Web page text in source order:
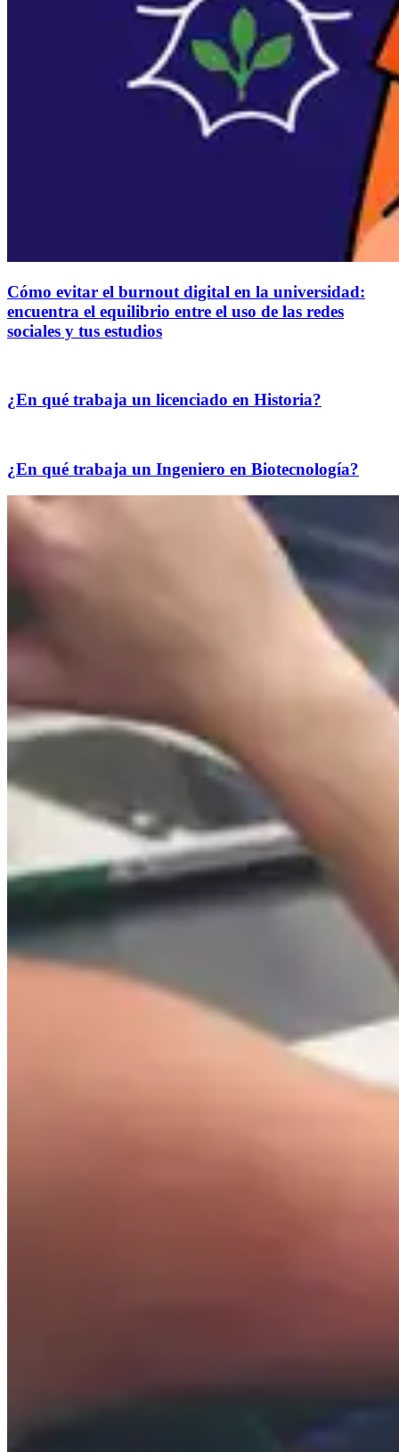
Cómo evitar el burnout digital en la universidad:
encuentra el equilibrio entre el uso de las redes
sociales y tus estudios
¿En qué trabaja un licenciado en Historia?
¿En qué trabaja un Ingeniero en Biotecnología?